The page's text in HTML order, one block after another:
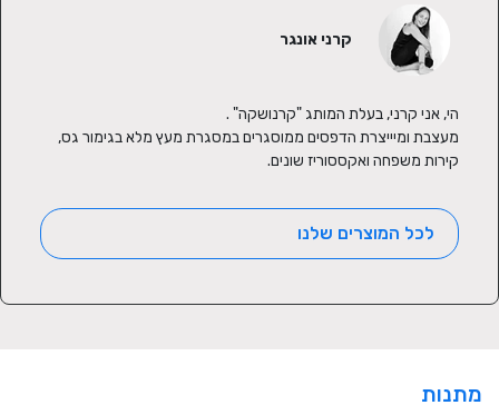
קירות משפחה ואקססוריז שונים.
לכל המוצרים שלנו
קרני אונגר
מתנות